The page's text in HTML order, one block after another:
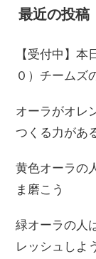
最近の投稿
【受付中】本
０）チームズ
オーラがオレ
つくる力があ
黄色オーラの
ま磨こう
緑オーラの人
レッシュしよ